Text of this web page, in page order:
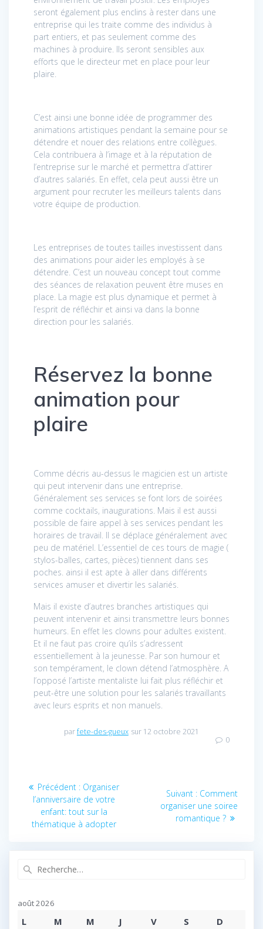
seront également plus enclins à rester dans une
entreprise qui les traite comme des individus à
part entiers, et pas seulement comme des
machines à produire. Ils seront sensibles aux
efforts que le directeur met en place pour leur
plaire.
C’est ainsi une bonne idée de programmer des
animations artistiques pendant la semaine pour se
détendre et nouer des relations entre collègues.
Cela contribuera à l’image et à la réputation de
l’entreprise sur le marché et permettra d’attirer
d’autres salariés. En effet, cela peut aussi être un
argument pour recruter les meilleurs talents dans
votre équipe de production.
Les entreprises de toutes tailles investissent dans
des animations pour aider les employés à se
détendre. C’est un nouveau concept tout comme
des séances de relaxation peuvent être muses en
place. La magie est plus dynamique et permet à
l’esprit de réfléchir et ainsi va dans la bonne
direction pour les salariés.
Réservez la bonne
animation pour
plaire
Comme décris au-dessus le magicien est un artiste
qui peut intervenir dans une entreprise.
Généralement ses services se font lors de soirées
comme cocktails, inaugurations. Mais il est aussi
possible de faire appel à ses services pendant les
horaires de travail. Il se déplace généralement avec
peu de matériel. L’essentiel de ces tours de magie (
stylos-balles, cartes, pièces) tiennent dans ses
poches. ainsi il est apte à aller dans différents
services amuser et divertir les salariés.
Mais il existe d’autres branches artistiques qui
peuvent intervenir et ainsi transmettre leurs bonnes
humeurs. En effet les clowns pour adultes existent.
Et il ne faut pas croire qu’ils s’adressent
essentiellement à la jeunesse. Par son humour et
son tempérament, le clown détend l’atmosphère. A
l’opposé l’artiste mentaliste lui fait plus réfléchir et
peut-être une solution pour les salariés travaillants
avec leurs esprits et non manuels.
parfete-des-gueux sur 12 octobre 2021
0
Navigation
l’article
Précédent : Article
précédent
:
Organiser
l’anniversaire de votre
enfant: tout sur la
thématique à adopter
Suivant : Article
suivant
:
Comment
organiser une soiree
romantique ?
août 2026
L M M J V S
D